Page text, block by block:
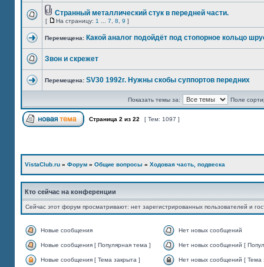
Странный металлический стук в передней части.
[ На страницу: 1 7 8 9 ]
Перемещена: Какой аналог подойдёт под стопорное кольцо
Звон и скрежет
Перемещена: SV30 1992г. Нужны скобы суппортов передних
Показать темы за: Поле
Страница 2 из 22 [ Тем: 1097 ]
VistaClub.ru » Форум » Общие вопросы » Ходовая часть, подвеска
Кто сейчас на конференции
Сейчас этот форум просматривают: нет зарегистрированных пользователей и
Новые сообщения Нет новых сообщений
Новые сообщения [ Популярная тема ] Нет новых сообщений [
Новые сообщения [ Тема закрыта ] Нет новых сообщений [ Тема